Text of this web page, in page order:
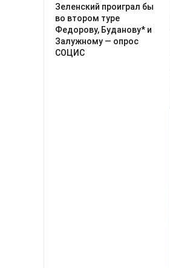
Зеленский проиграл бы
во втором туре
Федорову, Буданову* и
Залужному — опрос
СОЦИС